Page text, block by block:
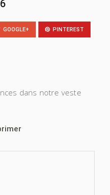
GOOGLE+ PINTEREST
dans notre veste